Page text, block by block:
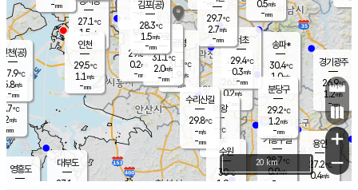
의도
℃
m/s
mm
영흥도
과천
26.5℃
0.2m/s
- mm
용인
27.2℃
0.4m/s
경기광주
26.9℃
1.2m/s
-mm
대부도
27.1
27.1℃
1.5 m/s
-mm
-mm
의왕
- ℃
m/s
mm
℃
-m/s
mm
광명
31.3 ℃
1.9 m/s
-mm
부천
29.6℃
0.2m/s
-mm
구로
31.1℃
2.0m/s
-mm
mm 0.5m/s
-mm
송파*
30.4℃
1.0m/s
-mm
서초
29.4℃
0.3m/s
-mm
기흥구갈
28.7℃
0.9m/s
-
수리산길
29.8℃
-m/s
-mm
분당구
29.2℃
1.2m/s
-mm
인천(공)
27.9℃
5.8m/s
-mm
김포(공)
28.3℃
1.5m/s
-mm
수원
30℃
1.9m/s
인천
29.5℃
1.1 m/s
-mm
29.7℃
2.7m/s
-mm
+
−
20 km